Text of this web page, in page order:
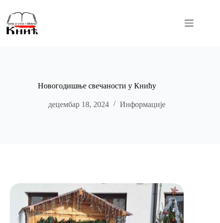
content
Новогодишње свечаности у Книћу
децембар 18, 2024 Информације